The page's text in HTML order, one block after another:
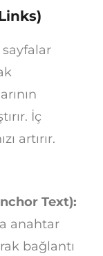
İç
artırır.
Text):
anahtar
bağlantı